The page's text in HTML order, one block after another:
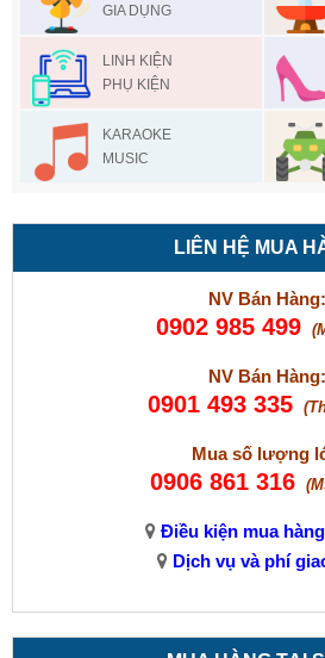
GIA DỤNG
LINH KIỆN
PHỤ KIỆN
KARAOKE
MUSIC
LIÊN HỆ MUA
NV Bán Hàng:
0902 985 499
NV Bán Hàng:
0901 493 335
Mua số lượng
0906 861 316
Điều kiện mua
Dịch vụ và phí